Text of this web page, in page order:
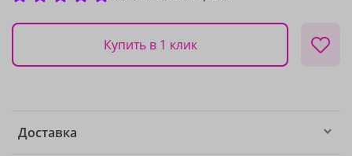
Купить в 1 клик
Доставка